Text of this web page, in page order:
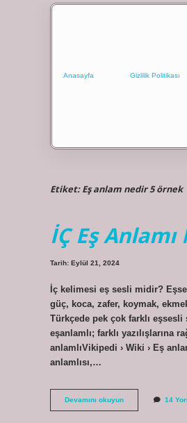
Anasayfa Gizlilik Politikası
Etiket:Eş anlam nedir 5 örnek
İÇ Eş
Tarih: Eylül 21, 2024
İç kelimesi eş sesli midir?
güç, koca, zafer, koymak,
Türkçede pek çok farklı
eşanlamlı; farklı yazılışlarına
anlamlıVikipedi › Wiki › Eş
anlamlısı,…
Devamını okuyunİÇ
Eş
14